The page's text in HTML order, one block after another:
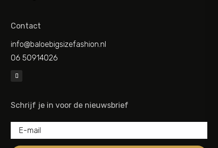
Contact
info@baloebigsizefashion.nl
06 50914026
Schrijf je in voor de nieuwsbrief